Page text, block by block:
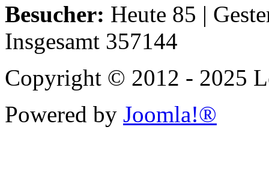
Besucher: Heute 85 |
Insgesamt 357144
Copyright © 2012 - 2025
Powered by Joomla!®